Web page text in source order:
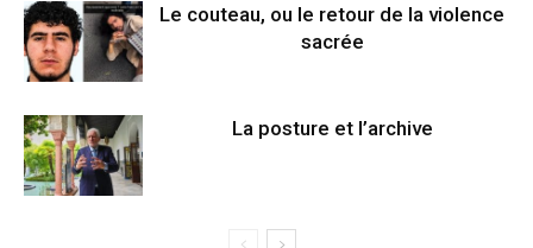
Le couteau, ou le retour de la violence
sacrée
La posture et l’archive